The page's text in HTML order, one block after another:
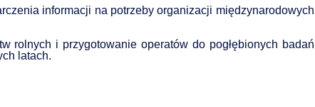
informacji na potrzeby organizacji międzynarodowych
rolnych i przygotowanie operatów do pogłębionych badań
latach.